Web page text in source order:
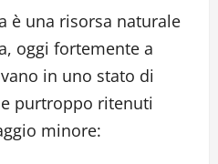
è una risorsa naturale
oggi fortemente a
in uno stato di
purtroppo ritenuti
minore: